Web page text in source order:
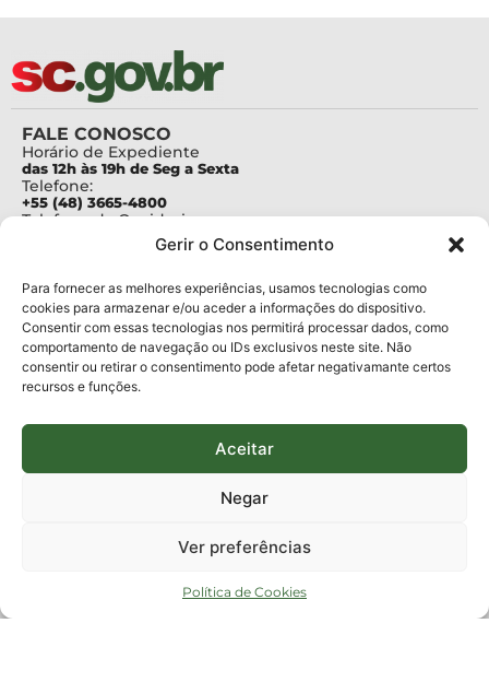
Gerir o Consentimento
Para fornecer as melhores experiências, usamos tecnologias como
cookies para armazenar e/ou aceder a informações do dispositivo.
Consentir com essas tecnologias nos permitirá processar dados, como
comportamento de navegação ou IDs exclusivos neste site. Não
consentir ou retirar o consentimento pode afetar negativamante certos
recursos e funções.
Aceitar
Negar
Ver preferências
Política de Cookies
FALE CONOSCO
Horário de Expediente
das 12h às 19h de Seg a Sexta
Telefone:
+55 (48) 3665-4800
Telefone da Ouvidoria
Para assuntos relacionados à Pesquisa
pesquisa@fapesc.sc.gov.br
Para assuntos relacionados à Inovação
inovacao@fapesc.sc.gov.br
Para assuntos relacionados à Bolsas
bolsas@fapesc.sc.gov.br
Para assuntos relacionados à Prestação de Contas
Para assuntos relacionados à Plataforma
plataforma@fapesc.sc.gov.br
Jair Artur da Silva dpo@fapesc.sc.gov.br 3665-4831
km 01, Módulo 12A, Edifício Fapesc / Celta, 5° andar